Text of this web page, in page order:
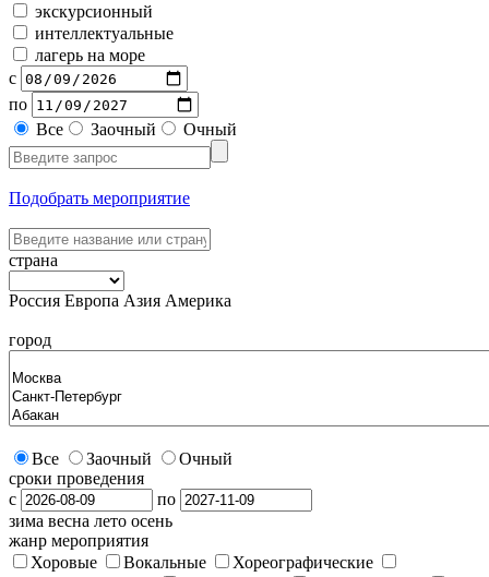
экскурсионный
интеллектуальные
лагерь на море
с
по
Все
Заочный Очный
Подобрать мероприятие
страна
Россия Европа Азия Америка
город
Все Заочный
Очный
сроки проведения
с
по
зима весна лето осень
жанр мероприятия
Хоровые
Вокальные
Хореографические